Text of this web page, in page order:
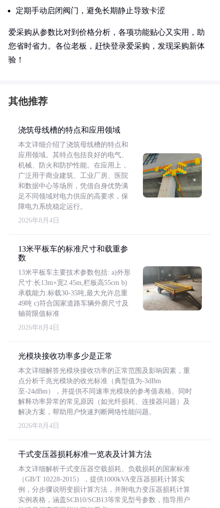
定期手动启闭阀门，避免长期静止导致卡涩
爱采购从参数比对到价格分析，各项功能贴心又实用，助
您省时省力。各位老板，赶快登录爱采购，发现采购新体
验！
其他推荐
浇筑母线槽的特点和应用领域
本文详细介绍了浇筑母线槽的特点和
应用领域。其特点包括良好的电气、
机械、防火和防护性能。在应用上，
广泛用于商业建筑、工业厂房、医院
和数据中心等场所，凭借自身优势满
足不同领域对电力供应的高要求，保
障电力系统稳定运行。
2026年8月4日
13米平板车的标准尺寸和载重参
数
13米平板车主要技术参数包括: a)外形
尺寸:长13m×宽2.45m,栏板高55cm b)
承载能力:标载30-35吨,最大允许总重
49吨 c)符合国家道路车辆外廓尺寸及
轴荷限值标准
2026年8月4日
光模块接收功率多少是正常
本文详细解答光模块接收功率的正常范围及影响因素，重
点分析千兆光模块的收光标准（典型值为-3dBm
至-24dBm），并提供不同速率光模块的参考值表格。同时
解释功率异常的常见原因（如光纤损耗、连接器问题）及
解决方案，帮助用户快速判断网络性能问题。
2026年8月4日
干式变压器损耗标准一览表及计算方法
本文详细解析干式变压器空载损耗、负载损耗的国家标准
（GB/T 10228-2015），提供1000kVA变压器损耗计算实
例，分步骤说明变损计算方法，并附电力变压器损耗计算
实例表格，涵盖SCB10/SCB13等常见型号参数，指导用户